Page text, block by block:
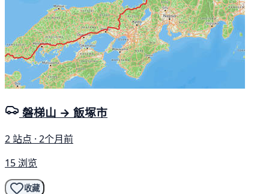
磐梯山 → 飯塚市
2 站点 · 2个月前
15 浏览
收藏